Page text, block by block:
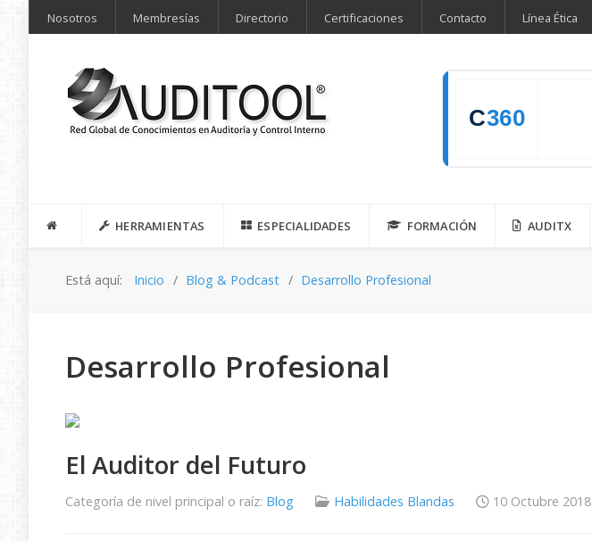
Nosotros Membresías Directorio Certificaciones Contacto Línea Ética
C360
HERRAMIENTAS ESPECIALIDADES FORMACIÓN AUDITX
Está aquí: Inicio Blog & Podcast Desarrollo Profesional
Desarrollo Profesional
El Auditor del Futuro
Categoría de nivel principal o raíz: Blog Habilidades Blandas 10 Octubre 2018